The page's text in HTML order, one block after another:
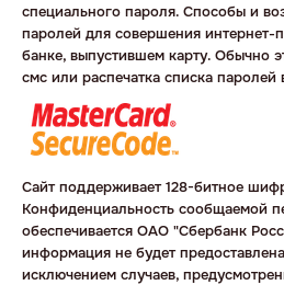
специального пароля. Способы и
паролей для совершения интернет-
банке, выпустившем карту. Обычно
смс или распечатка списка паролей
Сайт поддерживает 128-битное
Конфиденциальность сообщаемой
обеспечивается ОАО "Сбербанк
информация не будет
исключением случаев,